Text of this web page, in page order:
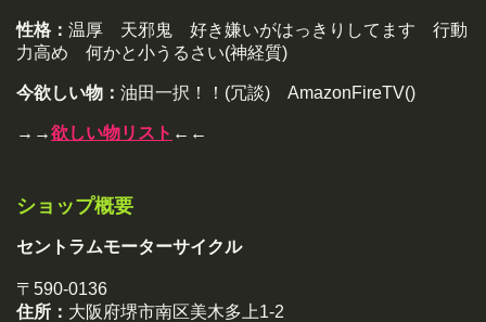
性格： 温厚 天邪鬼 好き嫌いがはっきりしてます 行動
力高め 何かと小うるさい(神経質)
今欲しい物： 油田一択！！(冗談) AmazonFireTV()
→→欲しい物リスト ←←
ショップ概要
セントラムモーターサイクル
〒590-0136
住所： 大阪府堺市南区美木多上1-2